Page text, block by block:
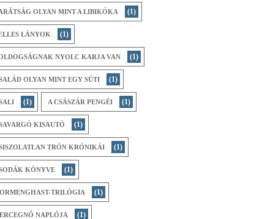
OLYAN MINT A LIBIKÓKA (1)
LÁNYOK (1)
NYOLC KARJA VAN (1)
OLYAN MINT EGY SÜTI (1)
(1) A CSÁSZÁR PENGÉI (1)
KISAUTÓ (1)
TRÓN KRÓNIKÁI (1)
KÖNYVE (1)
TRILÓGIA (1)
NAPLÓJA (1)